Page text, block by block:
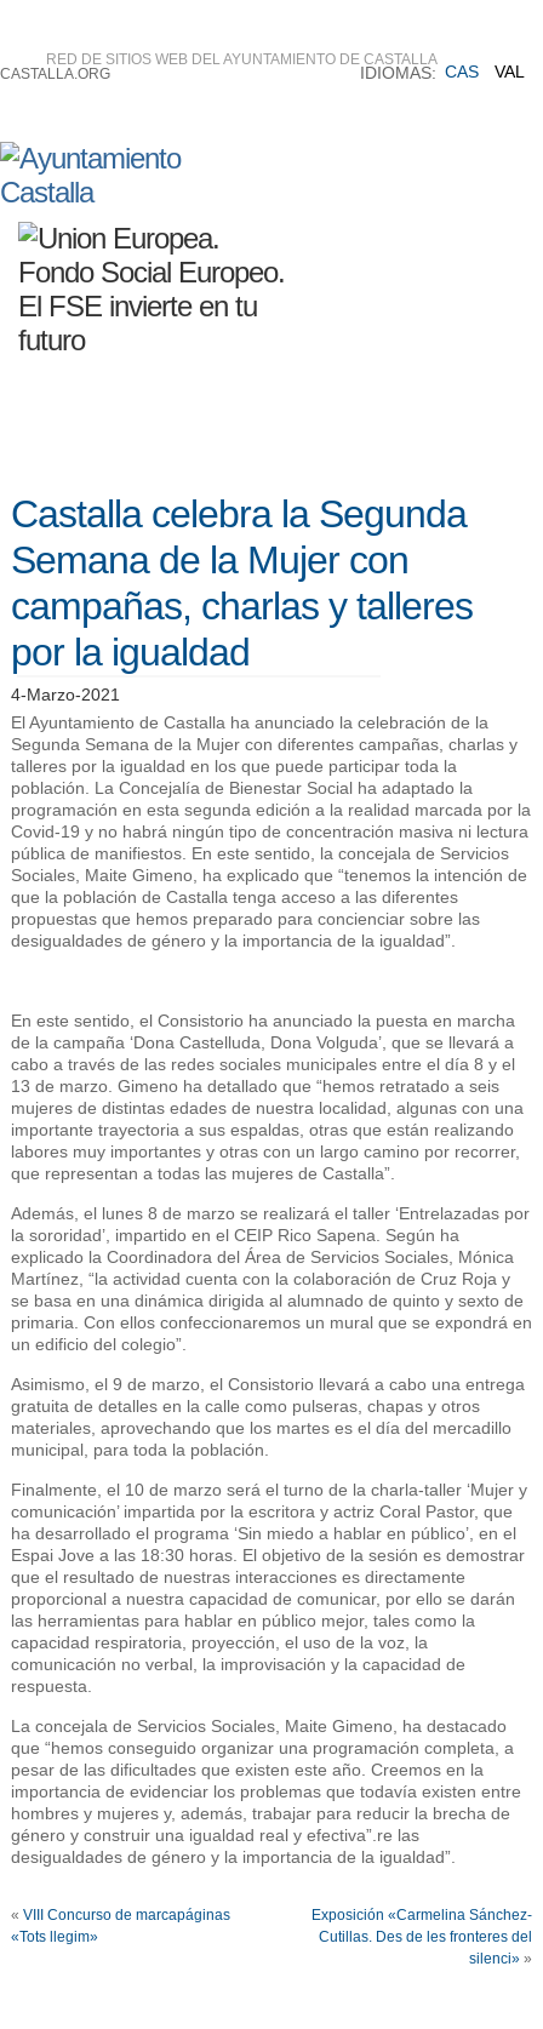
CASTALLA.ORG
RED DE SITIOS WEB DEL AYUNTAMIENTO DE CASTALLA
IDIOMAS: CAS VAL
Castalla celebra la Segunda
Semana de la Mujer con
campañas, charlas y talleres
por la igualdad
4-Marzo-2021
El Ayuntamiento de Castalla ha anunciado la celebración de la
Segunda Semana de la Mujer con diferentes campañas, charlas y
talleres por la igualdad en los que puede participar toda la
población. La Concejalía de Bienestar Social ha adaptado la
programación en esta segunda edición a la realidad marcada por la
Covid-19 y no habrá ningún tipo de concentración masiva ni lectura
pública de manifiestos. En este sentido, la concejala de Servicios
Sociales, Maite Gimeno, ha explicado que “tenemos la intención de
que la población de Castalla tenga acceso a las diferentes
propuestas que hemos preparado para concienciar sobre las
desigualdades de género y la importancia de la igualdad”.
En este sentido, el Consistorio ha anunciado la puesta en marcha
de la campaña ‘Dona Castelluda, Dona Volguda’, que se llevará a
cabo a través de las redes sociales municipales entre el día 8 y el
13 de marzo. Gimeno ha detallado que “hemos retratado a seis
mujeres de distintas edades de nuestra localidad, algunas con una
importante trayectoria a sus espaldas, otras que están realizando
labores muy importantes y otras con un largo camino por recorrer,
que representan a todas las mujeres de Castalla”.
Además, el lunes 8 de marzo se realizará el taller ‘Entrelazadas por
la sororidad’, impartido en el CEIP Rico Sapena. Según ha
explicado la Coordinadora del Área de Servicios Sociales, Mónica
Martínez, “la actividad cuenta con la colaboración de Cruz Roja y
se basa en una dinámica dirigida al alumnado de quinto y sexto de
primaria. Con ellos confeccionaremos un mural que se expondrá en
un edificio del colegio”.
Asimismo, el 9 de marzo, el Consistorio llevará a cabo una entrega
gratuita de detalles en la calle como pulseras, chapas y otros
materiales, aprovechando que los martes es el día del mercadillo
municipal, para toda la población.
Finalmente, el 10 de marzo será el turno de la charla-taller ‘Mujer y
comunicación’ impartida por la escritora y actriz Coral Pastor, que
ha desarrollado el programa ‘Sin miedo a hablar en público’, en el
Espai Jove a las 18:30 horas. El objetivo de la sesión es demostrar
que el resultado de nuestras interacciones es directamente
proporcional a nuestra capacidad de comunicar, por ello se darán
las herramientas para hablar en público mejor, tales como la
capacidad respiratoria, proyección, el uso de la voz, la
comunicación no verbal, la improvisación y la capacidad de
respuesta.
La concejala de Servicios Sociales, Maite Gimeno, ha destacado
que “hemos conseguido organizar una programación completa, a
pesar de las dificultades que existen este año. Creemos en la
importancia de evidenciar los problemas que todavía existen entre
hombres y mujeres y, además, trabajar para reducir la brecha de
género y construir una igualdad real y efectiva”.re las
desigualdades de género y la importancia de la igualdad”.
« VIII Concurso de marcapáginas
«Tots llegim»
Exposición «Carmelina Sánchez-
Cutillas. Des de les fronteres del
silenci» »